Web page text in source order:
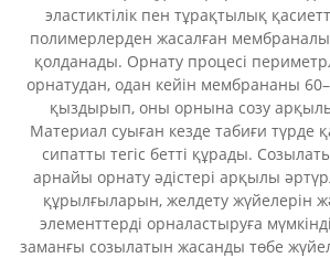
эластиктілік пен тұрақтылық
полимерлерден жасалған
қолданады. Орнату процесі
орнатудан, одан кейін мембрананы
қыздырып, оны орнына созу
Материал суыған кезде табиғи түрде
сипатты тегіс бетті құрады.
арнайы орнату әдістері арқылы
құрылғыларын, желдету жүйелерін
элементтерді орналастыруға
заманғы созылатын жасанды төбе